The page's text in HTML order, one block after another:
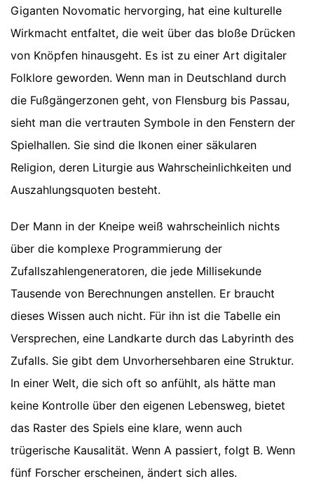
Giganten Novomatic hervorging, hat eine kulturelle
Wirkmacht entfaltet, die weit über das bloße Drücken
von Knöpfen hinausgeht. Es ist zu einer Art digitaler
Folklore geworden. Wenn man in Deutschland durch
die Fußgängerzonen geht, von Flensburg bis Passau,
sieht man die vertrauten Symbole in den Fenstern der
Spielhallen. Sie sind die Ikonen einer säkularen
Religion, deren Liturgie aus Wahrscheinlichkeiten und
Auszahlungsquoten besteht.
Der Mann in der Kneipe weiß wahrscheinlich nichts
über die komplexe Programmierung der
Zufallszahlengeneratoren, die jede Millisekunde
Tausende von Berechnungen anstellen. Er braucht
dieses Wissen auch nicht. Für ihn ist die Tabelle ein
Versprechen, eine Landkarte durch das Labyrinth des
Zufalls. Sie gibt dem Unvorhersehbaren eine Struktur.
In einer Welt, die sich oft so anfühlt, als hätte man
keine Kontrolle über den eigenen Lebensweg, bietet
das Raster des Spiels eine klare, wenn auch
trügerische Kausalität. Wenn A passiert, folgt B. Wenn
fünf Forscher erscheinen, ändert sich alles.